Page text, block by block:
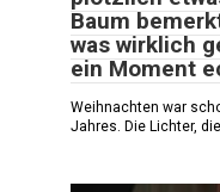
Baum
was wirklich
ein Moment
Weihnachten war
Jahres. Die Lichter,